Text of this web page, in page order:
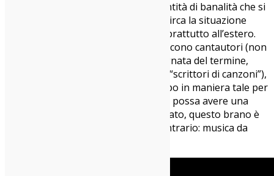
cartolina dall’Italia, scevra dalle quantità di banalità che si
sono ascoltate negli ultimi 12 mesi circa la situazione
corrente, sia in Italia ma anche e soprattutto all’estero.
Dopo anni di bulimia in cui tanti si dicono cantautori (non
tanto nell’accezione italiana e impegnata del termine,
quanto più in quella anglofona cioè “scrittori di canzoni”),
ma pochi raccontano il proprio tempo in maniera tale per
cui tra 5, 10, 20 anni, riascoltando, si possa avere una
fotografia acustica di quello che è stato, questo brano è
invece un cristallino esempio del contrario: musica da